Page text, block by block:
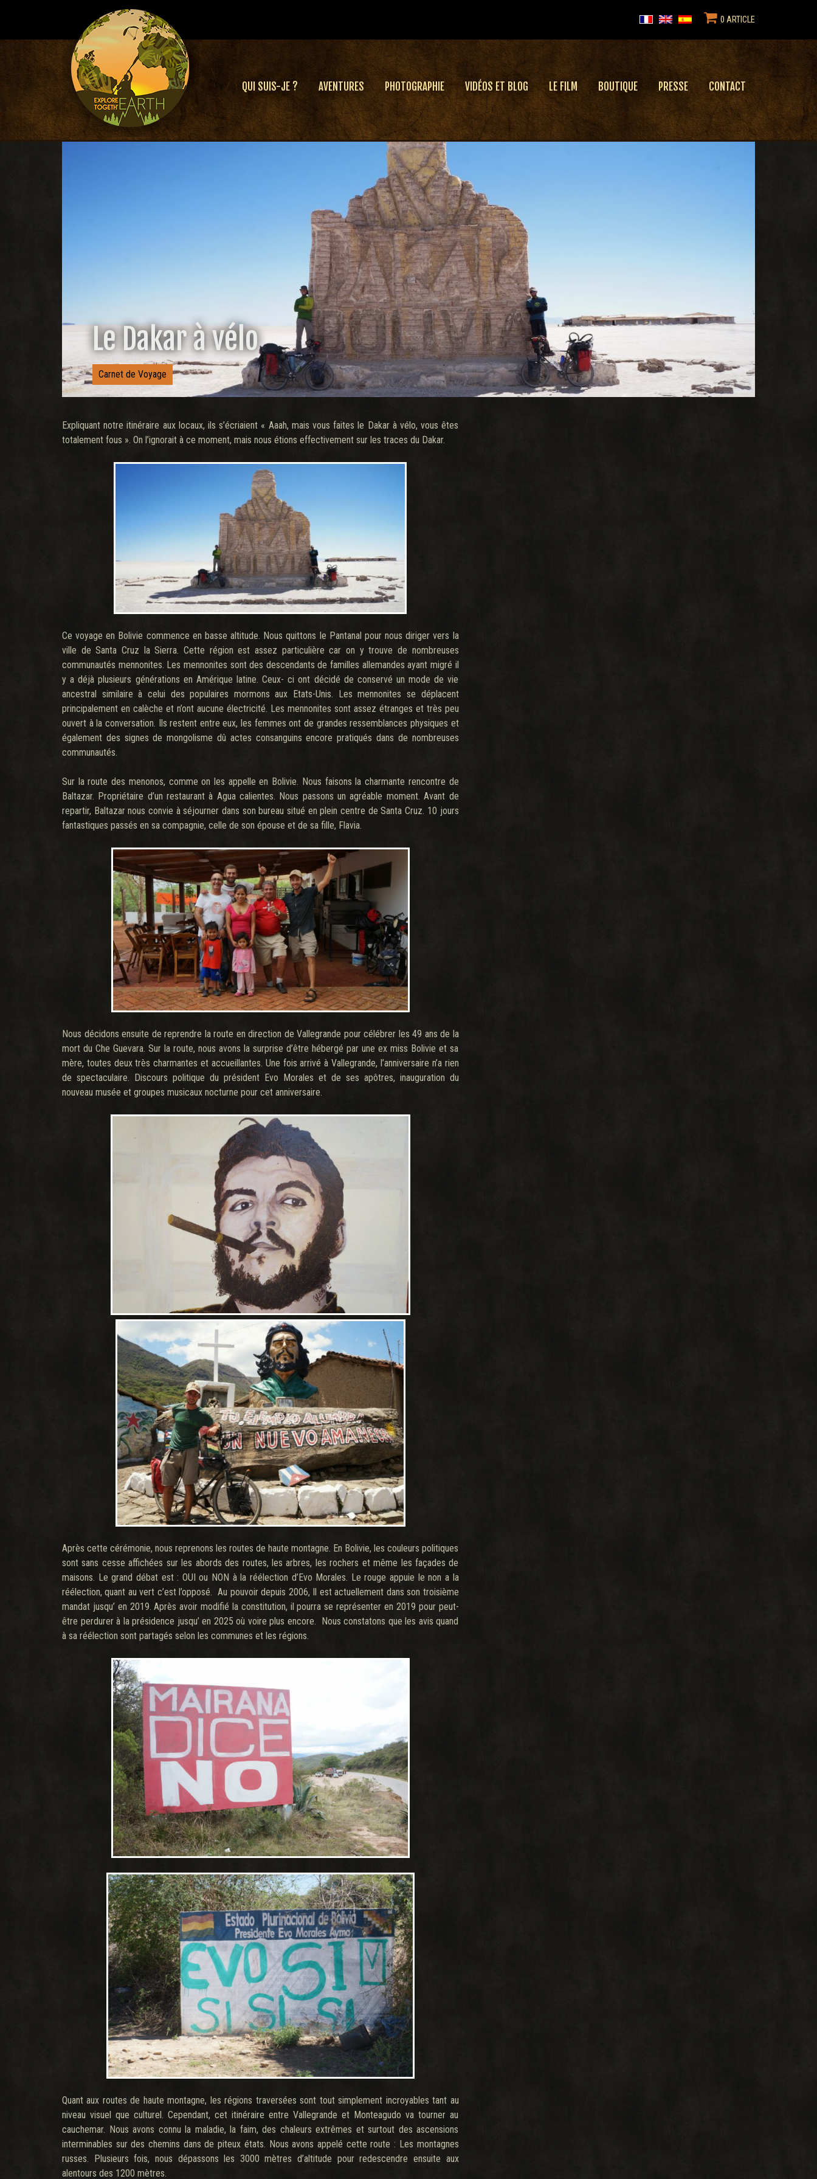
0 ARTICLE
QUI SUIS-JE ? AVENTURES PHOTOGRAPHIE VIDÉOS ET BLOG LE FILM BOUTIQUE PRESSE CONTACT
Le Dakar à vélo
Carnet de Voyage
Expliquant notre itinéraire aux locaux, ils s’écriaient « Aaah, mais vous faites le Dakar à vélo, vous êtes
totalement fous ». On l’ignorait à ce moment, mais nous étions effectivement sur les traces du Dakar.
Ce voyage en Bolivie commence en basse altitude. Nous quittons le Pantanal pour nous diriger vers la
ville de Santa Cruz la Sierra. Cette région est assez particulière car on y trouve de nombreuses
communautés mennonites. Les mennonites sont des descendants de familles allemandes ayant migré il
y a déjà plusieurs générations en Amérique latine. Ceux- ci ont décidé de conservé un mode de vie
ancestral similaire à celui des populaires mormons aux Etats-Unis. Les mennonites se déplacent
principalement en calèche et n’ont aucune électricité. Les mennonites sont assez étranges et très peu
ouvert à la conversation. Ils restent entre eux, les femmes ont de grandes ressemblances physiques et
également des signes de mongolisme dû actes consanguins encore pratiqués dans de nombreuses
communautés.
Sur la route des menonos, comme on les appelle en Bolivie. Nous faisons la charmante rencontre de
Baltazar. Propriétaire d’un restaurant à Agua calientes. Nous passons un agréable moment. Avant de
repartir, Baltazar nous convie à séjourner dans son bureau situé en plein centre de Santa Cruz. 10 jours
fantastiques passés en sa compagnie, celle de son épouse et de sa fille, Flavia.
Nous décidons ensuite de reprendre la route en direction de Vallegrande pour célébrer les 49 ans de la
mort du Che Guevara. Sur la route, nous avons la surprise d’être hébergé par une ex miss Bolivie et sa
mère, toutes deux très charmantes et accueillantes. Une fois arrivé à Vallegrande, l’anniversaire n’a rien
de spectaculaire. Discours politique du président Evo Morales et de ses apôtres, inauguration du
nouveau musée et groupes musicaux nocturne pour cet anniversaire.
Après cette cérémonie, nous reprenons les routes de haute montagne. En Bolivie, les couleurs politiques
sont sans cesse affichées sur les abords des routes, les arbres, les rochers et même les façades de
maisons. Le grand débat est : OUI ou NON à la réélection d’Evo Morales. Le rouge appuie le non a la
réélection, quant au vert c’est l’opposé. Au pouvoir depuis 2006, Il est actuellement dans son troisième
mandat jusqu’ en 2019. Après avoir modifié la constitution, il pourra se représenter en 2019 pour peut-
être perdurer à la présidence jusqu’ en 2025 où voire plus encore. Nous constatons que les avis quand
à sa réélection sont partagés selon les communes et les régions.
Quant aux routes de haute montagne, les régions traversées sont tout simplement incroyables tant au
niveau visuel que culturel. Cependant, cet itinéraire entre Vallegrande et Monteagudo va tourner au
cauchemar. Nous avons connu la maladie, la faim, des chaleurs extrêmes et surtout des ascensions
interminables sur des chemins dans de piteux états. Nous avons appelé cette route : Les montagnes
russes. Plusieurs fois, nous dépassons les 3000 mètres d’altitude pour redescendre ensuite aux
alentours des 1200 mètres.